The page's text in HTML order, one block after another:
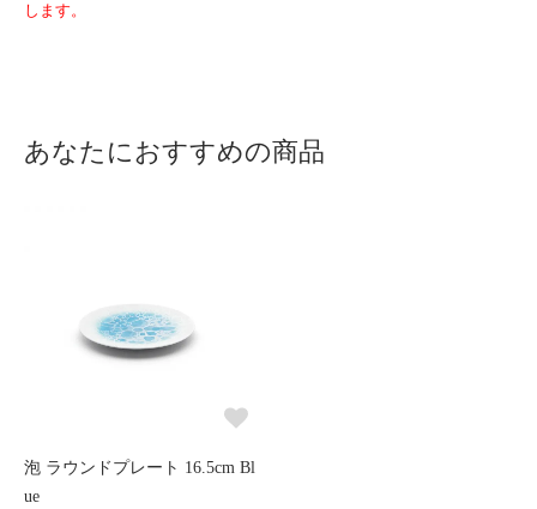
します。
あなたにおすすめの商品
泡 ラウンドプレート 16.5cm Bl
ue